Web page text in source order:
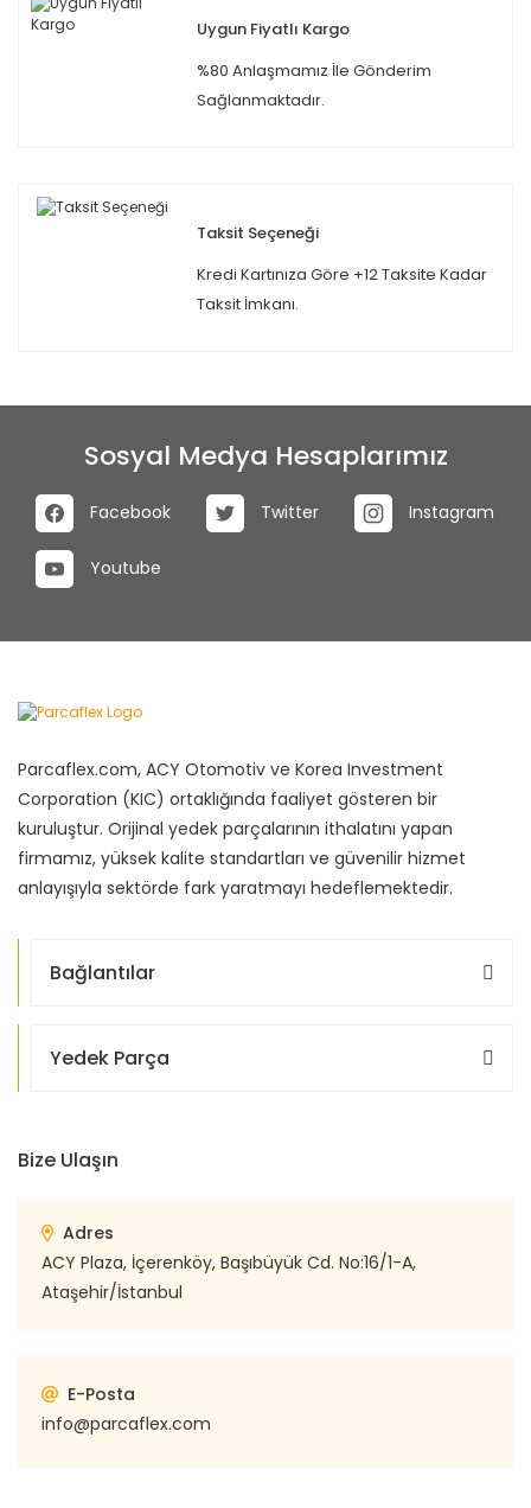
Uygun Fiyatlı Kargo
%80 Anlaşmamız İle Gönderim
Sağlanmaktadır.
Taksit Seçeneği
Kredi Kartınıza Göre +12 Taksite Kadar
Taksit İmkanı.
Sosyal Medya Hesaplarımız
Facebook Twitter Instagram
Youtube
Parcaflex.com, ACY Otomotiv ve Korea Investment
Corporation (KIC) ortaklığında faaliyet gösteren bir
kuruluştur. Orijinal yedek parçalarının ithalatını yapan
firmamız, yüksek kalite standartları ve güvenilir hizmet
anlayışıyla sektörde fark yaratmayı hedeflemektedir.
Bağlantılar
Yedek Parça
Bize Ulaşın
Adres
ACY Plaza, İçerenköy, Başıbüyük Cd. No:16/1-A,
Ataşehir/İstanbul
E-Posta
info@parcaflex.com